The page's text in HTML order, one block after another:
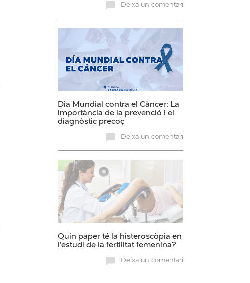
Deixa un comentari
Dia Mundial contra el Càncer: La
importància de la prevenció i el
diagnòstic precoç
Deixa un comentari
Quin paper té la histeroscòpia en
l'estudi de la fertilitat femenina?
Deixa un comentari